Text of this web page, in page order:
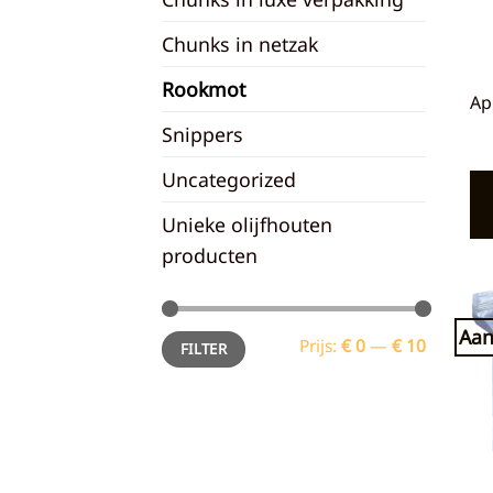
Chunks in netzak
Rookmot
Snippers
Uncategorized
Unieke olijfhouten
producten
Min.
prijs
Max.
prijsFILTER Prijs: € 0— € 10